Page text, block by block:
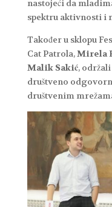
nastojeći da
spektru aktivnosti i
Također u sklopu
Cat Patrola,Mirela
Malik Sakić,
društveno
društvenim